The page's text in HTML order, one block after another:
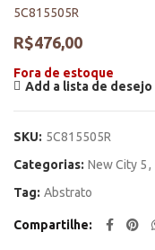
5C815505R
R$476,00
Fora de estoque
Add a lista de desejo
SKU: 5C815505R
Categorias: New City 5,
Tag: Abstrato
Compartilhe